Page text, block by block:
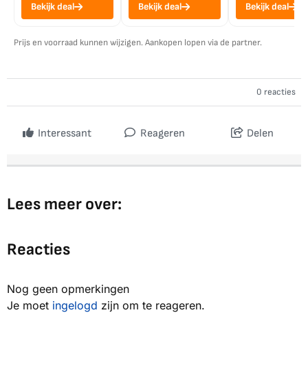
Bekijk deal Bekijk deal Bekijk deal
Prijs en voorraad kunnen wijzigen. Aankopen lopen via de partner.
0 reacties
Interessant Reageren Delen
Lees meer over:
Reacties
Nog geen opmerkingen
Je moet ingelogd zijn om te reageren.